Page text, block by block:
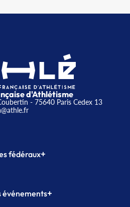
d'Athlétisme
- 75640 Paris Cedex 13
fédéraux+
Formation
événements+